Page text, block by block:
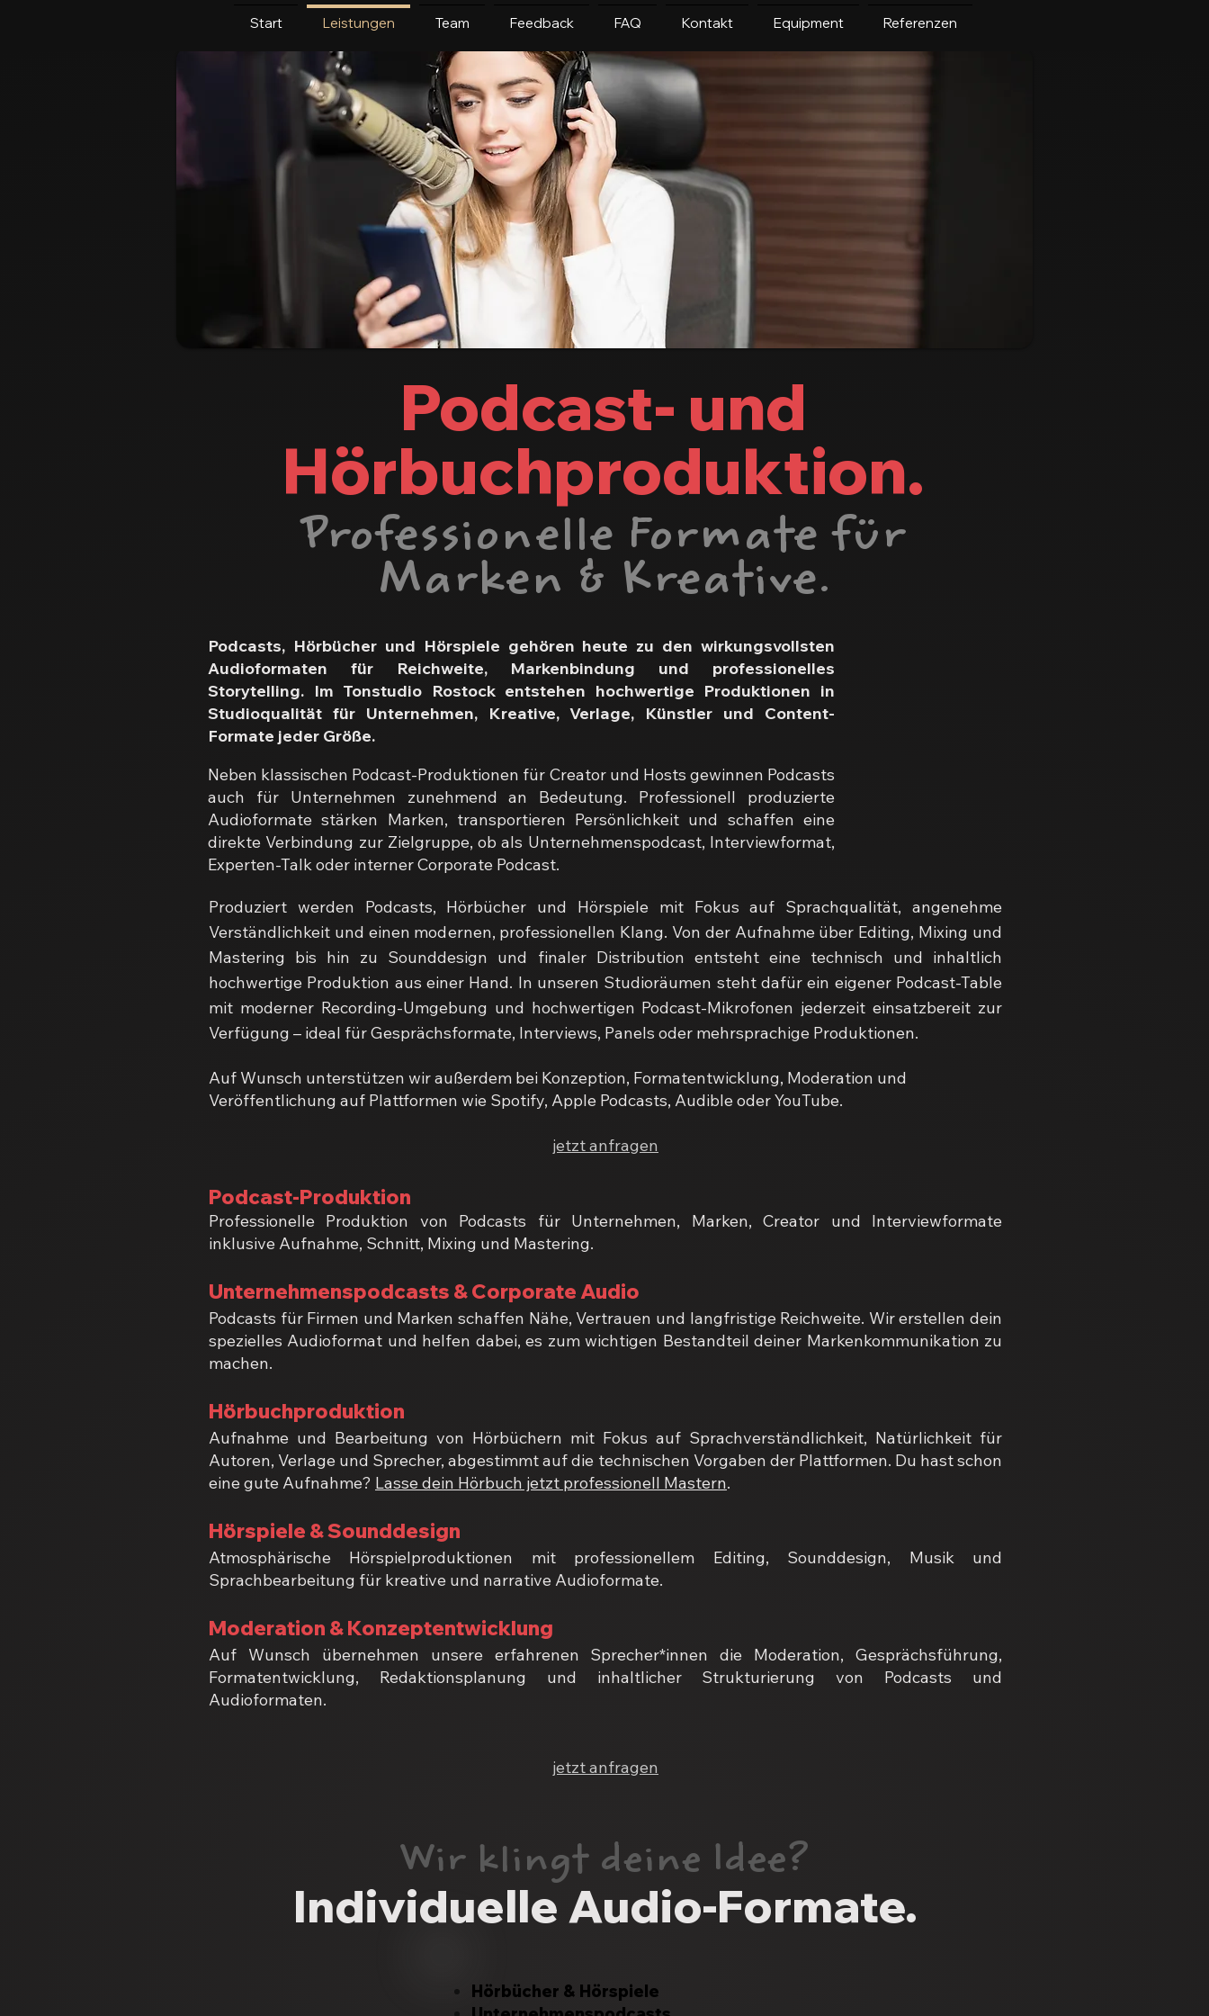
Start Leistungen Team Feedback FAQ Kontakt Equipment Referenzen
Podcast- und
Hörbuchproduktion.
Professionelle Formate für
Marken & Kreative.
Podcasts, Hörbücher und Hörspiele gehören heute zu den wirkungsvollsten
Audioformaten für Reichweite, Markenbindung und professionelles
Storytelling. Im Tonstudio Rostock entstehen hochwertige Produktionen in
Studioqualität für Unternehmen, Kreative, Verlage, Künstler und Content-
Formate jeder Größe.
Neben klassischen Podcast-Produktionen für Creator und Hosts gewinnen Podcasts
auch für Unternehmen zunehmend an Bedeutung. Professionell produzierte
Audioformate stärken Marken, transportieren Persönlichkeit und schaffen eine
direkte Verbindung zur Zielgruppe, ob als Unternehmenspodcast, Interviewformat,
Experten-Talk oder interner Corporate Podcast.
Produziert werden Podcasts, Hörbücher und Hörspiele mit Fokus auf Sprachqualität, angenehme
Verständlichkeit und einen modernen, professionellen Klang. Von der Aufnahme über Editing, Mixing und
Mastering bis hin zu Sounddesign und finaler Distribution entsteht eine technisch und inhaltlich
hochwertige Produktion aus einer Hand. In unseren Studioräumen steht dafür ein eigener Podcast-Table
mit moderner Recording-Umgebung und hochwertigen Podcast-Mikrofonen jederzeit einsatzbereit zur
Verfügung – ideal für Gesprächsformate, Interviews, Panels oder mehrsprachige Produktionen.
Auf Wunsch unterstützen wir außerdem bei Konzeption, Formatentwicklung, Moderation und
Veröffentlichung auf Plattformen wie Spotify, Apple Podcasts, Audible oder YouTube.
jetzt anfragen
Podcast-Produktion
Professionelle Produktion von Podcasts für Unternehmen, Marken, Creator und Interviewformate
inklusive Aufnahme, Schnitt, Mixing und Mastering.
Unternehmenspodcasts & Corporate Audio
Podcasts für Firmen und Marken schaffen Nähe, Vertrauen und langfristige Reichweite. Wir erstellen dein
spezielles Audioformat und helfen dabei, es zum wichtigen Bestandteil deiner Markenkommunikation zu
machen.
Hörbuchproduktion
Aufnahme und Bearbeitung von Hörbüchern mit Fokus auf Sprachverständlichkeit, Natürlichkeit für
Autoren, Verlage und Sprecher, abgestimmt auf die technischen Vorgaben der Plattformen. Du hast schon
eine gute Aufnahme? Lasse dein Hörbuch jetzt professionell Mastern.
Hörspiele & Sounddesign
Atmosphärische Hörspielproduktionen mit professionellem Editing, Sounddesign, Musik und
Sprachbearbeitung für kreative und narrative Audioformate.
Moderation & Konzeptentwicklung
Auf Wunsch übernehmen unsere erfahrenen Sprecher*innen die Moderation, Gesprächsführung,
Formatentwicklung, Redaktionsplanung und inhaltlicher Strukturierung von Podcasts und
Audioformaten.
jetzt anfragen
Individuelle Audio-Formate.
Wir klingt deine Idee?
Hörbücher & Hörspiele